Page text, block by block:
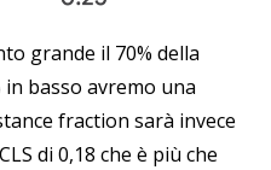
grande il 70% della
basso avremo una
fraction sarà invece
di 0,18 che è più che